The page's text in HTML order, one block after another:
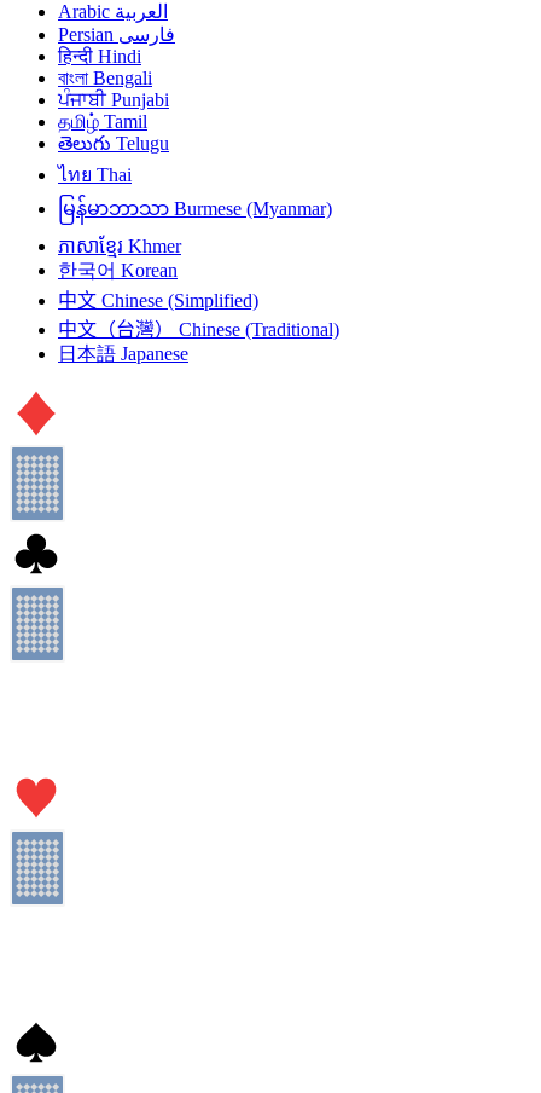
العربية Arabic
فارسی Persian
हिन्दी Hindi
বাংলা Bengali
ਪੰਜਾਬੀ Punjabi
தமிழ் Tamil
తెలుగు Telugu
ไทย Thai
မြန်မာဘာသာ Burmese (Myanmar)
ភាសាខ្មែរ Khmer
한국어 Korean
中文 Chinese (Simplified)
中文（台灣）
Chinese (Traditional)
日本語 Japanese